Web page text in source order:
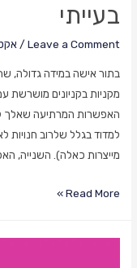
בעייתי
Leave a Comment
/
בתור אישה במידה גדולה,
מקניות בקניונים מושרשת
האפשרות המרתיעה שאלך
למדוד בגלל שלרוב חנויות
מייצרות כאלה). השנייה,
הקשר
Read More »